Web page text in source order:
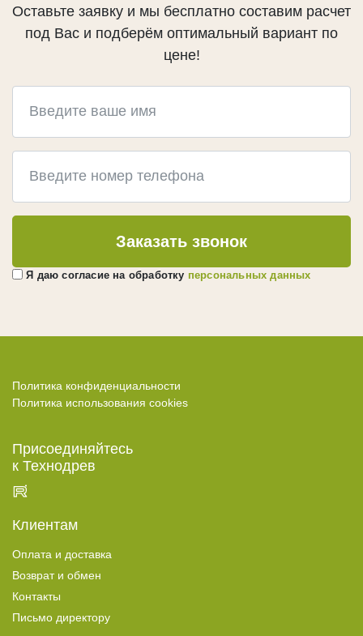
Термоабаш
МАСЛА И КРАСКИ
Teknos
ГЕРМЕТИКИ
КРЕПЕЖ
Гвоздек
ПРОЧЕЕ
Слэбы
Эпоксидная смола
Кисти
Клей
Green Board
Оставьте заявку и мы бесплатно составим расчет
под Вас и подберём оптимальный вариант по
цене!
Я даю согласие на обработку персональных данных
Заказать звонок
Политика конфиденциальности
Политика использования cookies
Присоединяйтесь
к Технодрев
Клиентам
Оплата и доставка
Возврат и обмен
Контакты
Письмо директору